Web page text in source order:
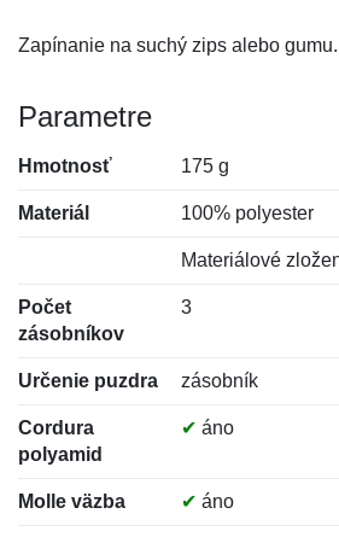
Zapínanie na suchý zips alebo gumu.
Parametre
Hmotnosť 175 g
Materiál 100% polyester
Materiálové
Počet
zásobníkov
3
Určenie puzdra zásobník
Cordura
polyamid
✔ áno
Molle väzba ✔ áno